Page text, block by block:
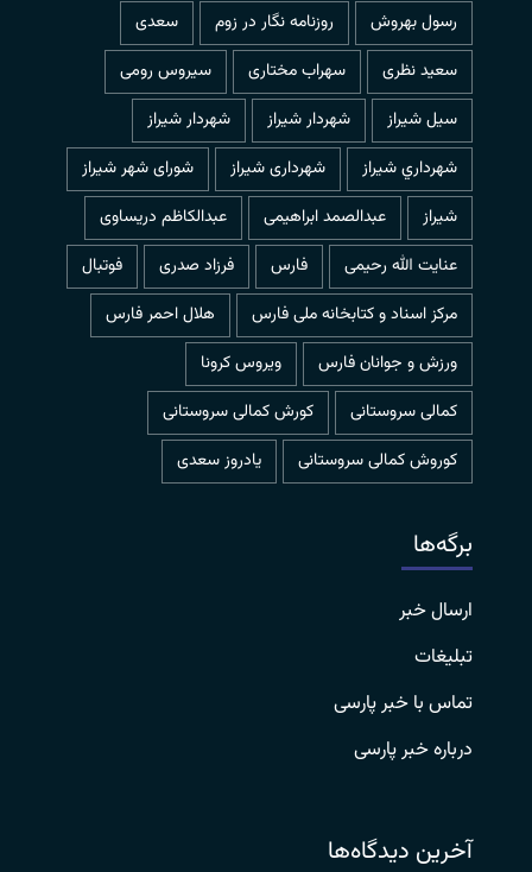
رسول بهروش
روزنامه نگار در زوم
سعدی
سعید نظری
سهراب مختاری
سیروس رومی
سیل شیراز
شهردار شيراز
شهردار شیراز
شهرداري شيراز
شهرداری شیراز
شورای شهر شیراز
شیراز
عبدالصمد ابراهیمی
عبدالکاظم دریساوی
عنایت الله رحیمی
فارس فرزاد صدری
فوتبال
مرکز اسناد و کتابخانه ملی فارس
هلال احمر فارس
ورزش و جوانان فارس
ویروس کرونا
کمالی سروستانی
کورش کمالی سروستانی
کوروش کمالی سروستانی
یادروز سعدی
برگه‌ها
ارسال خبر
تبلیغات
تماس با خبر پارسی
درباره خبر پارسی
آخرین دیدگاه‌ها